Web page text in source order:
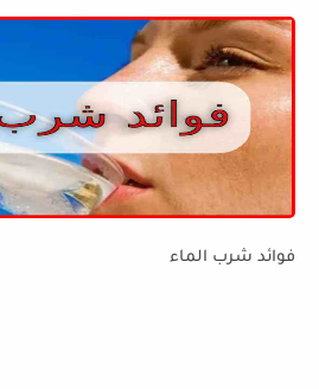
فوائد شرب الماء